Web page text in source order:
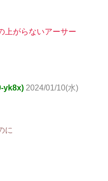
上がらないアーサー
yk8x) 2024/01/10(水)
に